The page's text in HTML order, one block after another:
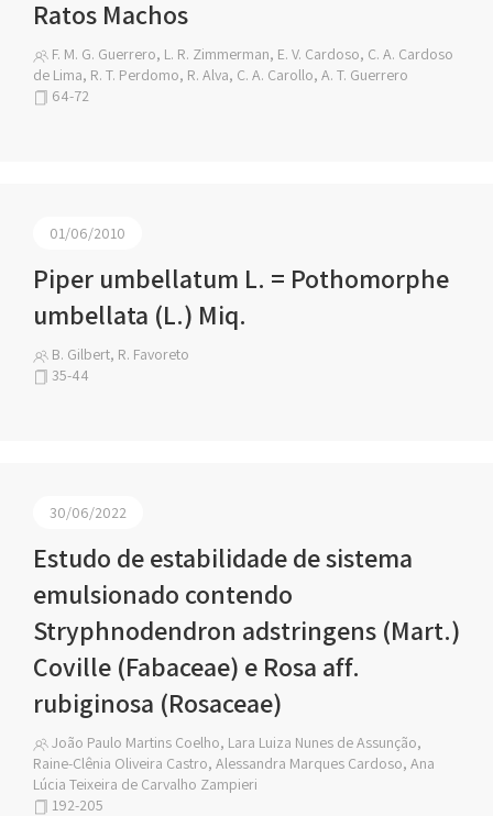
Ratos Machos
F. M. G. Guerrero, L. R. Zimmerman, E. V. Cardoso, C. A. Cardoso
de Lima, R. T. Perdomo, R. Alva, C. A. Carollo, A. T. Guerrero
64-72
01/06/2010
Piper umbellatum L. = Pothomorphe
umbellata (L.) Miq.
B. Gilbert, R. Favoreto
35-44
30/06/2022
Estudo de estabilidade de sistema
emulsionado contendo
Stryphnodendron adstringens (Mart.)
Coville (Fabaceae) e Rosa aff.
rubiginosa (Rosaceae)
João Paulo Martins Coelho, Lara Luiza Nunes de Assunção,
Raine-Clênia Oliveira Castro, Alessandra Marques Cardoso, Ana
Lúcia Teixeira de Carvalho Zampieri
192-205